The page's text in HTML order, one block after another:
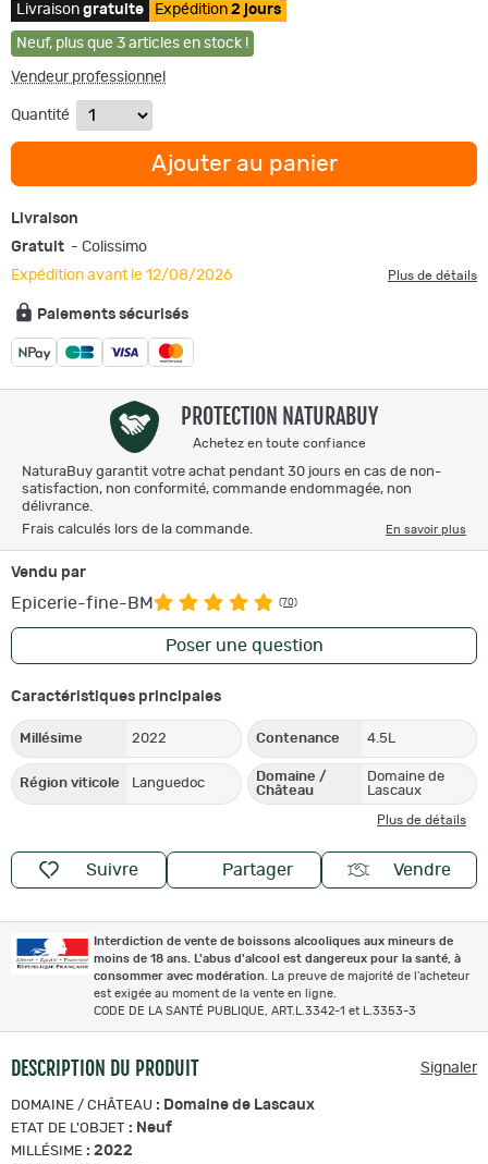
Livraison gratuite Expédition 2 jours
Neuf, plus que 3 articles en stock !
Vendeur professionnel
Quantité
Ajouter au panier
Livraison
Gratuit - Colissimo
Expédition avant le 12/08/2026
Plus de détails
Paiements sécurisés
PROTECTION NATURABUY
Achetez en toute confiance
NaturaBuy garantit votre achat pendant 30 jours en cas de non-
satisfaction, non conformité, commande endommagée, non
délivrance.
Frais calculés lors de la commande.
En savoir plus
Vendu par
Epicerie-fine-BM (70)
Poser une question
Caractéristiques principales
Millésime 2022 Contenance 4.5L
Région viticole Languedoc
Domaine /
Château
Domaine de
Lascaux
Plus de détails
Suivre Partager Vendre
Interdiction de vente de boissons alcooliques aux mineurs de
moins de 18 ans. L'abus d'alcool est dangereux pour la santé, à
consommer avec modération.
La preuve de majorité de l'acheteur
est exigée au moment de la vente en ligne.
CODE DE LA SANTÉ PUBLIQUE, ART.L.3342-1 et L.3353-3
DESCRIPTION DU PRODUIT Signaler
DOMAINE / CHÂTEAU : Domaine de Lascaux
ETAT DE L'OBJET : Neuf
MILLÉSIME : 2022